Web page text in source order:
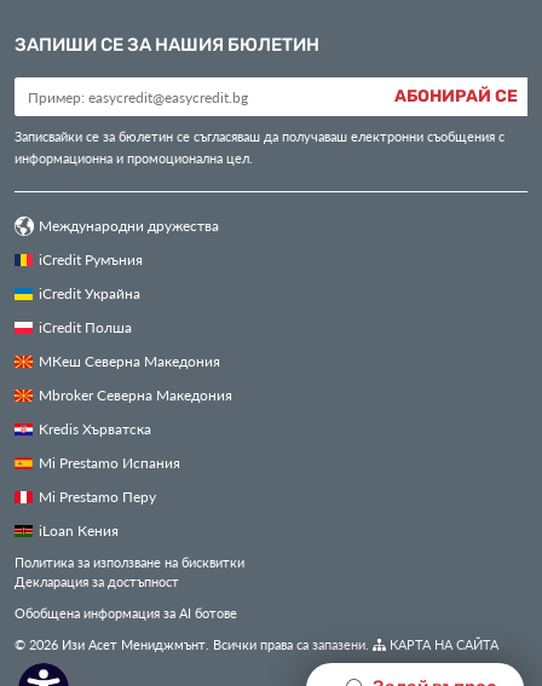
ЗАПИШИ СЕ ЗА НАШИЯ БЮЛЕТИН
АБОНИРАЙ СЕ
Записвайки се за бюлетин се съгласяваш да получаваш електронни съобщения с
информационна и промоционална цел.
Международни дружества
iCredit Румъния
iCredit Украйна
iCredit Полша
МКеш Северна Македония
Mbroker Северна Македония
Kredis Хърватска
Mi Prestamo Испания
Mi Prestamo Перу
iLoan Кения
Политика за използване на бисквитки
Декларация за достъпност
Обобщена информация за AI ботове
© 2026 Изи Асет Мениджмънт. Всички права са запазени.
КАРТА НА САЙТА